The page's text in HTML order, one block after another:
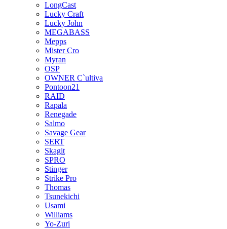
LongCast
Lucky Craft
Lucky John
MEGABASS
Mepps
Mister Cro
Myran
OSP
OWNER C`ultiva
Pontoon21
RAID
Rapala
Renegade
Salmo
Savage Gear
SERT
Skagit
SPRO
Stinger
Strike Pro
Thomas
Tsunekichi
Usami
Williams
Yo-Zuri